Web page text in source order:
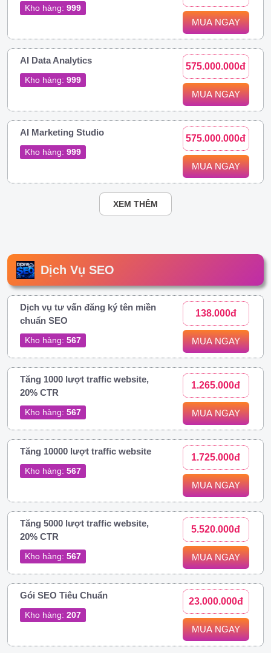
Kho hàng: 999
MUA NGAY
AI Data Analytics
Kho hàng: 999
575.000.000đ
MUA NGAY
AI Marketing Studio
Kho hàng: 999
575.000.000đ
MUA NGAY
XEM THÊM
Dịch Vụ SEO
Dịch vụ tư vấn đăng ký tên miền
chuẩn SEO
Kho hàng: 567
138.000đ
MUA NGAY
Tăng 1000 lượt traffic website,
20% CTR
Kho hàng: 567
1.265.000đ
MUA NGAY
Tăng 10000 lượt traffic website
Kho hàng: 567
1.725.000đ
MUA NGAY
Tăng 5000 lượt traffic website,
20% CTR
Kho hàng: 567
5.520.000đ
MUA NGAY
Gói SEO Tiêu Chuẩn
Kho hàng: 207
23.000.000đ
MUA NGAY